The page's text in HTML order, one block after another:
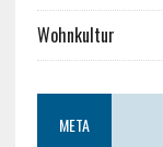
Wohnkultur
META